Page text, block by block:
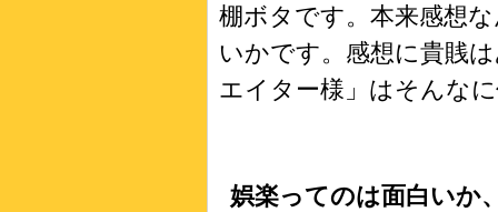
棚ボタです。本来感想
いかです。感想に貴賎
エイター様」はそんな
娯楽ってのは面白いか